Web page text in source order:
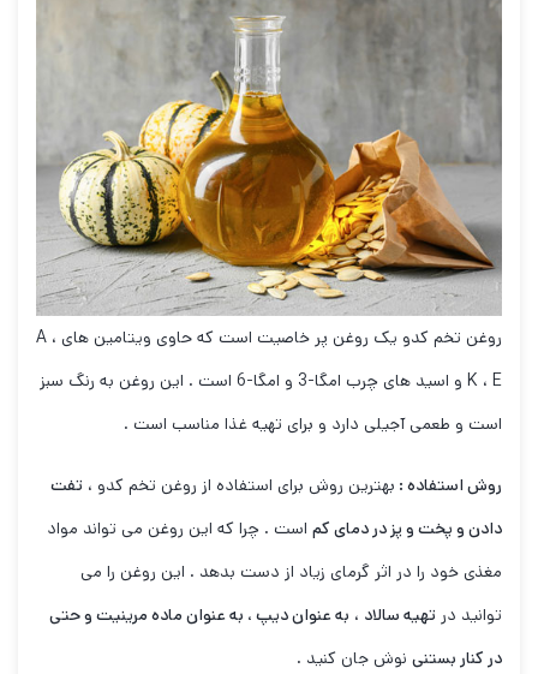
روغن تخم کدو یک روغن پر خاصیت است که حاوی ویتامین های A ،
K ، E و اسید های چرب امگا-3 و امگا-6 است . این روغن به رنگ سبز
است و طعمی آجیلی دارد و برای تهیه غذا مناسب است .
روش استفاده : بهترین روش برای استفاده از روغن تخم کدو ، تفت
دادن و پخت و پز در دمای کم است . چرا که این روغن می تواند مواد
مغذی خود را در اثر گرمای زیاد از دست بدهد . این روغن را می
توانید در تهیه سالاد ، به عنوان دیپ ، به عنوان ماده مرینیت و حتی
در کنار بستنی نوش جان کنید .